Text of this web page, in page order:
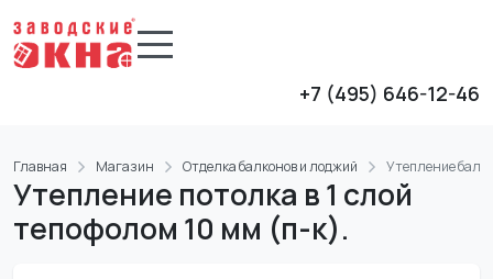
+7 (495) 646-12-46
Главная Магазин Отделка балконов и лоджий Утепление
Утепление потолка в 1 слой
тепофолом 10 мм (п-к).